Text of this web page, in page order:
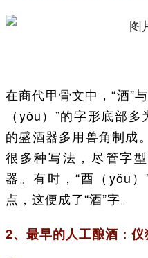
在商代甲骨文中，“酒”
（yǒu）”的字形底部
的盛酒器多用兽角制成
很多种写法，尽管字
器。有时，“酉（yǒu
点，这便成了“酒”字。
2、最早的人工酿酒：仪